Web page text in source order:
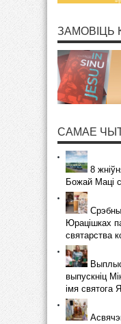
ЗАМОВІЦЬ
САМАЕ
8
Божай Маці
Юрацішках
святарства
выпускніц
імя святога